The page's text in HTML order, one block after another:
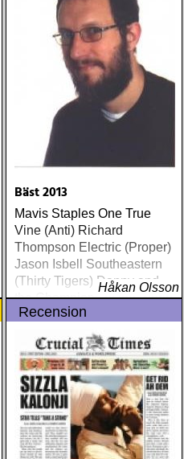
Bäst 2013
Mavis Staples One True
Vine (Anti) Richard
Thompson Electric (Proper)
Jason Isbell Southeastern
(Thirty Tigers) Danny and
the Champions of the World
Stay True (Loose) Slow Fox
Just Like the Birds (Rootsy)
Steve Earle The Low
Highway (New West) Bob
Dylan Another Self Portrait
(Columbia) Halden Electric
Women (Rootsy) Rokia
Traoré Beautiful Africa
(Nonesuch) Sam Baker Say
Håkan Olsson
Recension